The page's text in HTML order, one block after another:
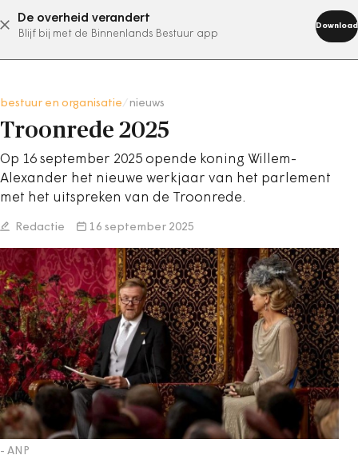
De overheid verandert
Blijf bij met de Binnenlands Bestuur app
Download
abonneer nu
bestuur en organisatie nieuws
Troonrede 2025
Op 16 september 2025 opende koning Willem-
Alexander het nieuwe werkjaar van het parlement
met het uitspreken van de Troonrede.
Redactie 16 september 2025
- ANP